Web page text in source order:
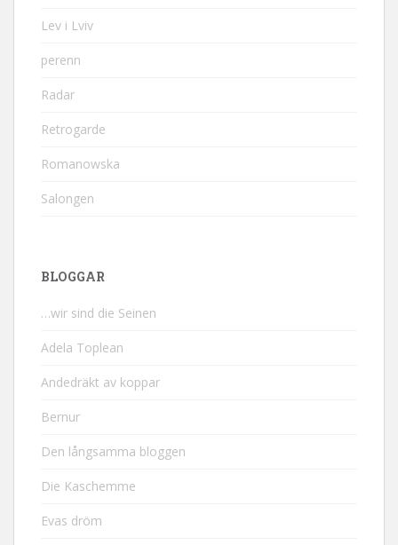
Lev i Lviv
perenn
Radar
Retrogarde
Romanowska
Salongen
BLOGGAR
…wir sind die Seinen
Adela Toplean
Andedräkt av koppar
Bernur
Den långsamma bloggen
Die Kaschemme
Evas dröm